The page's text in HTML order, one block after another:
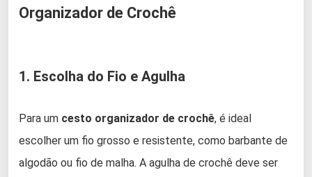
Organizador de Crochê
1. Escolha do Fio e Agulha
Para um cesto organizador de crochê, é ideal
escolher um fio grosso e resistente, como barbante de
algodão ou fio de malha. A agulha de crochê deve ser